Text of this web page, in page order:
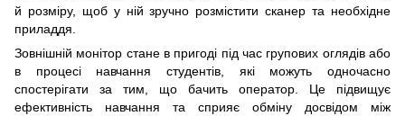
й розміру, щоб у ній зручно розмістити сканер та необхідне
приладдя.
Зовнішній монітор стане в пригоді під час групових оглядів або
в процесі навчання студентів, які можуть одночасно
спостерігати за тим, що бачить оператор. Це підвищує
ефективність навчання та сприяє обміну досвідом між